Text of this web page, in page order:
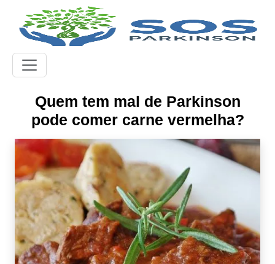
Quem tem mal de Parkinson
pode comer carne vermelha?